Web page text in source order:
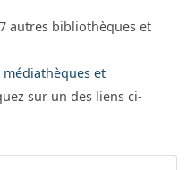
autres bibliothèques et
et
sur un des liens ci-